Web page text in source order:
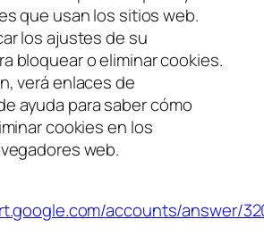
que usan los sitios web.
los ajustes de su
bloquear o eliminar cookies.
verá enlaces de
ayuda para saber cómo
cookies en los
web.
accounts/answer/